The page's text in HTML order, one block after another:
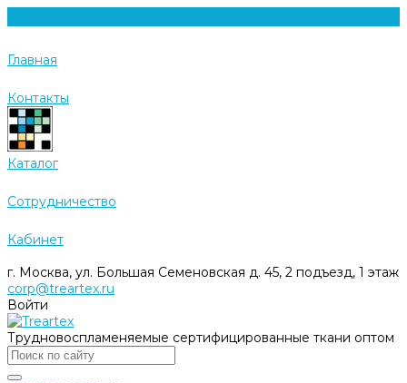
Главная
Контакты
Каталог
Cотрудничество
Кабинет
г. Москва, ул. Большая Семеновская д. 45, 2 подъезд, 1 этаж
corp@treartex.ru
Войти
Трудновоспламеняемые сертифицированные ткани оптом